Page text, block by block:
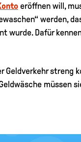
eröffnen will,
werden,
wurde. Dafür
Geldverkehr
müssen